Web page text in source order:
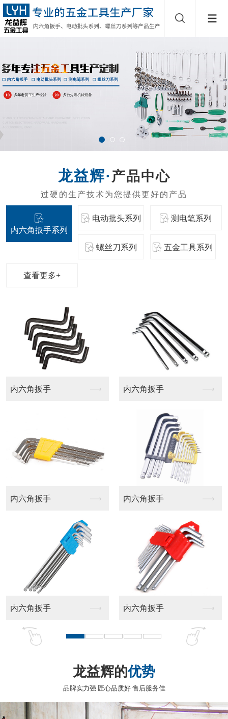
产品中心
内六角扳手系列
电动批头系列 测电笔系列
螺丝刀系列 五金工具系列
查看更多+
内六角扳手 内六角扳手
内六角扳手 内六角扳手
内六角扳手 内六角扳手
龙益辉的优势
品牌实力强 匠心品质好 售后服务佳